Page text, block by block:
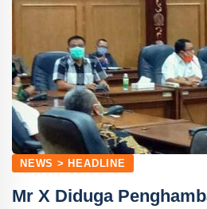
NEWS > HEADLINE
Mr X Diduga